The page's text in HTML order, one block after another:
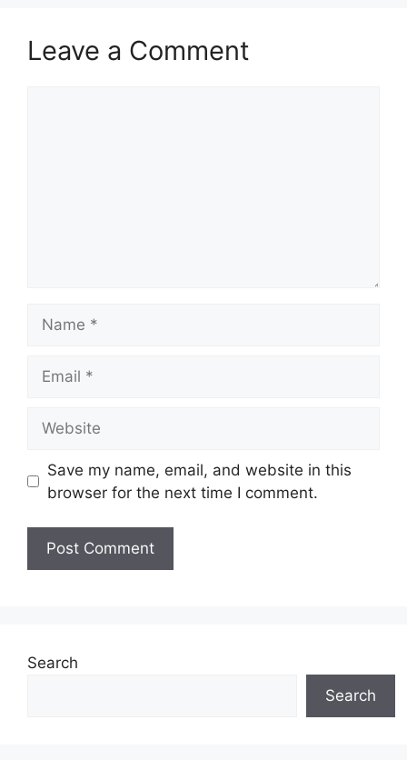
Leave a Comment
Save my name, email, and website in this
browser for the next time I comment.
Search
Search